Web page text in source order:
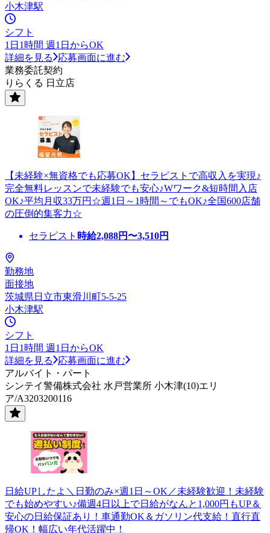
小木津駅
シフト
1日1時間 週1日からOK
詳細を見る
応募画面に進む
業務委託契約
りらくる 日立店
【未経験×無資格でも応募OK】セラピストで高収入を実現♪
完全無料レッスンで未経験でも安心♪Wワーク&短時間入店
OK♪平均月収33万円☆週1日～1時間～でもOK♪全国600店舗
の圧倒的集客力☆
セラピスト 時給2,088円〜3,510円
勤務地
面接地
茨城県日立市東滑川町5-5-25
小木津駅
シフト
1日1時間 週1日からOK
詳細を見る
応募画面に進む
アルバイト・パート
シンテイ警備株式会社 水戸営業所 小木津(10)エリ
ア/A3203200116
日給UPしたよ＼日勤のみ×週1日～OK／未経験歓迎！未経験
でも始めやすい♪備週4日以上で日給がなんと1,000円もUP＆
安心の日給保証あり！車通勤OK＆ガソリン代支給！直行直
帰OK！幅広い年代活躍中！